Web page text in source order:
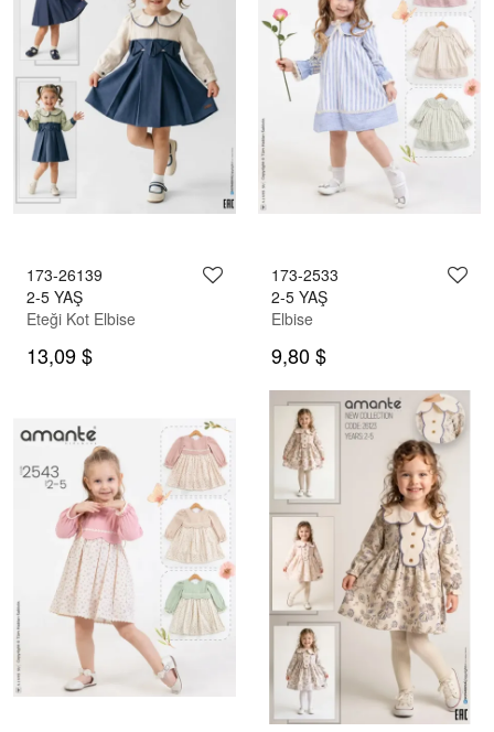
173-26139
2-5 YAŞ
Eteği Kot Elbise
13,09 $
173-2533
2-5 YAŞ
Elbise
9,80 $